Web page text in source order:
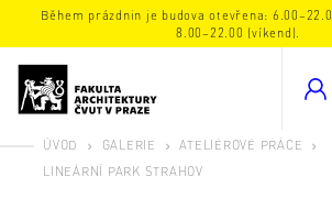
Během prázdnin je budova otevřena:
8.00–22.00 (víkend).
ÚVOD GALERIE
ATELIÉROVÉ PRÁCE
LINEÁRNÍ PARK STRAHOV